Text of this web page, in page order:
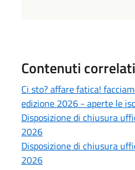
Contenuti correlati
Ci sto? affare fatica!
edizione 2026 - aperte le
Disposizione di chiusura
2026
Disposizione di chiusura
2026